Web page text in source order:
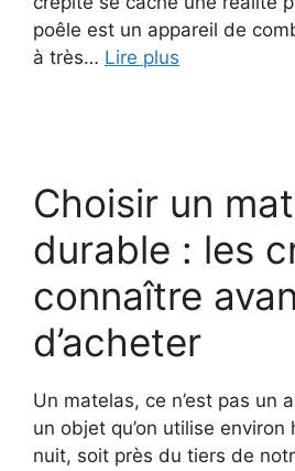
poêle est un appareil de
à très… Lire plus
Choisir un
durable : les
connaître
d’acheter
Un matelas, ce n’est pas un
un objet qu’on utilise environ
nuit, soit près du tiers de